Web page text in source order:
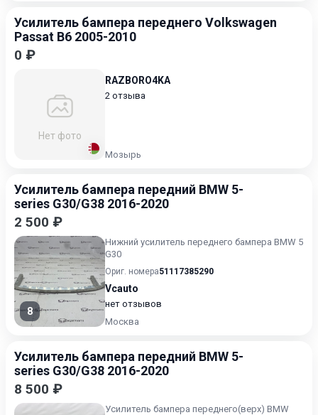
Усилитель бампера переднего Volkswagen
Passat B6 2005-2010
0 ₽
Нет фото
RAZBORO4KA
2 отзыва
Мозырь
Усилитель бампера передний BMW 5-
series G30/G38 2016-2020
2 500 ₽
8
Нижний усилитель переднего бампера BMW 5
G30
Ориг. номера51117385290
Vcauto
нет отзывов
Москва
Усилитель бампера передний BMW 5-
series G30/G38 2016-2020
8 500 ₽
Усилитель бампера переднего(верх) BMW